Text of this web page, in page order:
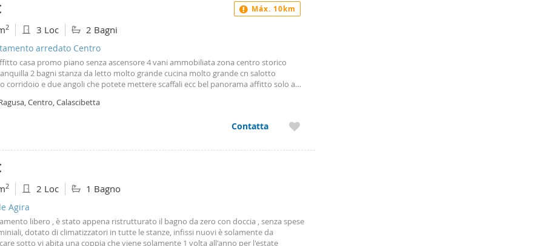
2 3 Loc 2 Bagni
arredato Centro
casa promo piano senza ascensore 4 vani ammobiliata zona centro storico
2 bagni stanza da letto molto grande cucina molto grande cn salotto
corridoio e due angoli che potete mettere scaffali ecc bel panorama affitto solo a
Centro, Calascibetta
Contatta
Máx. 10km
2 2 Loc 1 Bagno
Agira
libero , è stato appena ristrutturato il bagno da zero con doccia , senza spese
dotato di climatizzatori in tutte le stanze, infissi nuovi è solamente da
sotto vi abita una coppia che viene solamente 1 volta all'anno per l'estate